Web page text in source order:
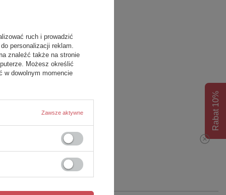
Rabat 10%
ruch i prowadzić
personalizacji reklam.
znaleźć także na stronie
Możesz określić
w dowolnym momencie
Zawsze aktywne